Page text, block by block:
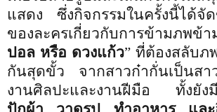
แสดง
ซึ่งกิจกรรมในครั้งนี้ได้จั
ของละครเกี่ยวกับการข้ามภพข้
ปอล หรือ ดวงแก้ว” ที่ต้องสลับภ
กันสุดขั้ว จากสาวก๋ากั่นเป็นสา
งานศิลปะและงานฝีมือ ทั้งยังมี